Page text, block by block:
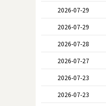
2026-07-29
2026-07-29
2026-07-28
2026-07-27
2026-07-23
2026-07-23